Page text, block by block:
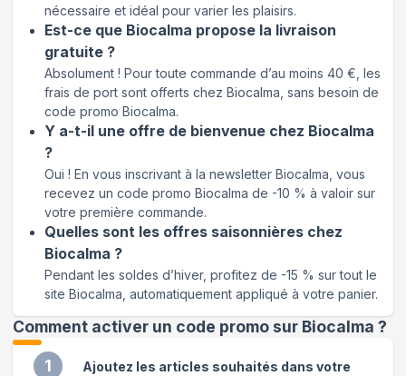
nécessaire et idéal pour varier les plaisirs.
Est-ce que Biocalma propose la livraison
gratuite ?
Absolument ! Pour toute commande d’au moins 40 €, les
frais de port sont offerts chez Biocalma, sans besoin de
code promo Biocalma.
Y a-t-il une offre de bienvenue chez Biocalma
?
Oui ! En vous inscrivant à la newsletter Biocalma, vous
recevez un code promo Biocalma de -10 % à valoir sur
votre première commande.
Quelles sont les offres saisonnières chez
Biocalma ?
Pendant les soldes d’hiver, profitez de -15 % sur tout le
site Biocalma, automatiquement appliqué à votre panier.
Comment activer un code promo sur Biocalma ?
1
Ajoutez les articles souhaités dans votre